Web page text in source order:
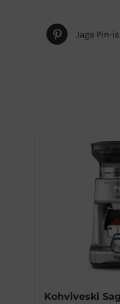
Jaga Pin-is